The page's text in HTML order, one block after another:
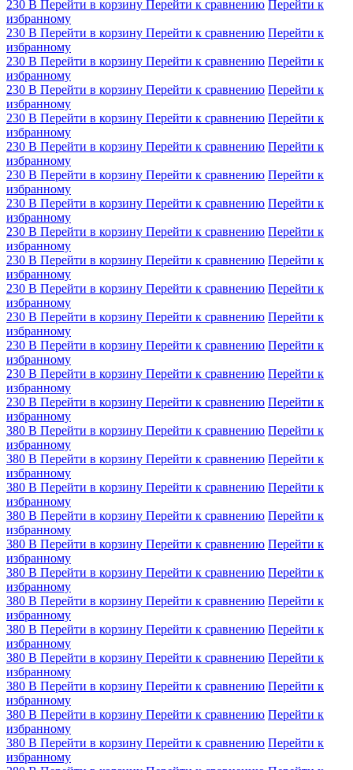
230 В Перейти в корзину Перейти к сравнению Перейти к
избранному
230 В Перейти в корзину Перейти к сравнению Перейти к
избранному
230 В Перейти в корзину Перейти к сравнению Перейти к
избранному
230 В Перейти в корзину Перейти к сравнению Перейти к
избранному
230 В Перейти в корзину Перейти к сравнению Перейти к
избранному
230 В Перейти в корзину Перейти к сравнению Перейти к
избранному
230 В Перейти в корзину Перейти к сравнению Перейти к
избранному
230 В Перейти в корзину Перейти к сравнению Перейти к
избранному
230 В Перейти в корзину Перейти к сравнению Перейти к
избранному
230 В Перейти в корзину Перейти к сравнению Перейти к
избранному
230 В Перейти в корзину Перейти к сравнению Перейти к
избранному
230 В Перейти в корзину Перейти к сравнению Перейти к
избранному
230 В Перейти в корзину Перейти к сравнению Перейти к
избранному
230 В Перейти в корзину Перейти к сравнению Перейти к
избранному
230 В Перейти в корзину Перейти к сравнению Перейти к
избранному
380 В Перейти в корзину Перейти к сравнению Перейти к
избранному
380 В Перейти в корзину Перейти к сравнению Перейти к
избранному
380 В Перейти в корзину Перейти к сравнению Перейти к
избранному
380 В Перейти в корзину Перейти к сравнению Перейти к
избранному
380 В Перейти в корзину Перейти к сравнению Перейти к
избранному
380 В Перейти в корзину Перейти к сравнению Перейти к
избранному
380 В Перейти в корзину Перейти к сравнению Перейти к
избранному
380 В Перейти в корзину Перейти к сравнению Перейти к
избранному
380 В Перейти в корзину Перейти к сравнению Перейти к
избранному
380 В Перейти в корзину Перейти к сравнению Перейти к
избранному
380 В Перейти в корзину Перейти к сравнению Перейти к
избранному
380 В Перейти в корзину Перейти к сравнению Перейти к
избранному